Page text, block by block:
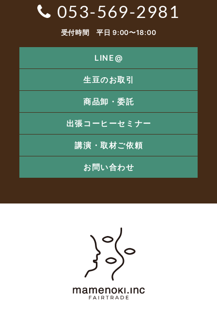
053-569-2981
受付時間 平日 9:00〜18:00
LINE@
生豆のお取引
商品卸・委託
出張コーヒーセミナー
講演・取材ご依頼
お問い合わせ